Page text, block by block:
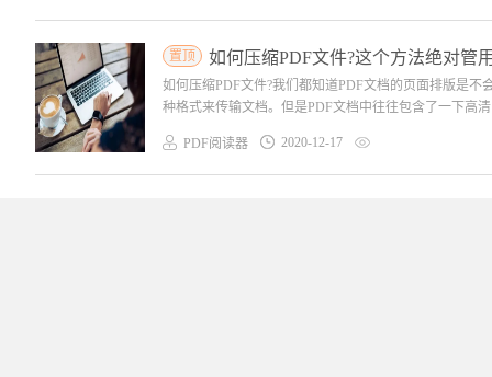
置顶 如何压缩PDF文件?这个方法绝对管
如何压缩PDF文件?我们都知道PDF文档的页面排版是
种格式来传输文档。但是PDF文档中往往包含了一下高
PDF阅读器 2020-12-17